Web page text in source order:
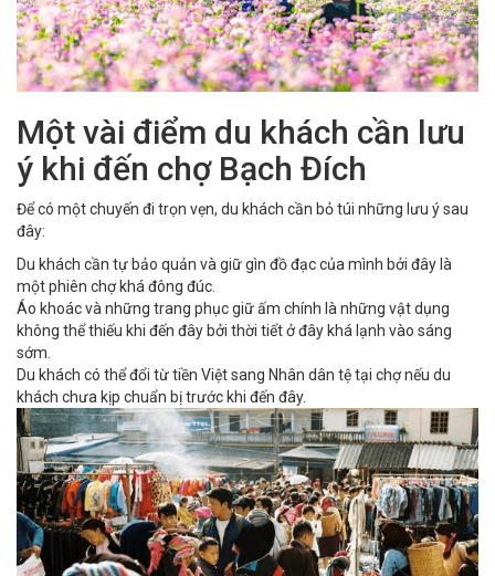
Một vài điểm du khách cần lưu
ý khi đến chợ Bạch Đích
Để có một chuyến đi trọn vẹn, du khách cần bỏ túi những lưu ý sau
đây:
Du khách cần tự bảo quản và giữ gìn đồ đạc của mình bởi đây là
một phiên chợ khá đông đúc.
Áo khoác và những trang phục giữ ấm chính là những vật dụng
không thể thiếu khi đến đây bởi thời tiết ở đây khá lạnh vào sáng
sớm.
Du khách có thể đổi từ tiền Việt sang Nhân dân tệ tại chợ nếu du
khách chưa kịp chuẩn bị trước khi đến đây.